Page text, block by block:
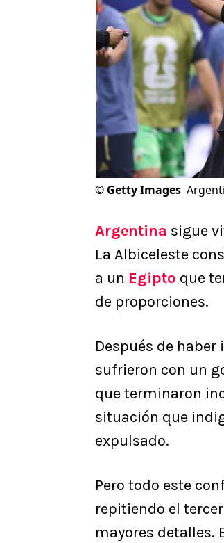
© Getty Images
Argentina sigue
La Albiceleste
a un Egipto que
de proporciones.
Después de
sufrieron con un
que terminaron
situación que
expulsado.
Pero todo este
repitiendo el
mayores detalles.